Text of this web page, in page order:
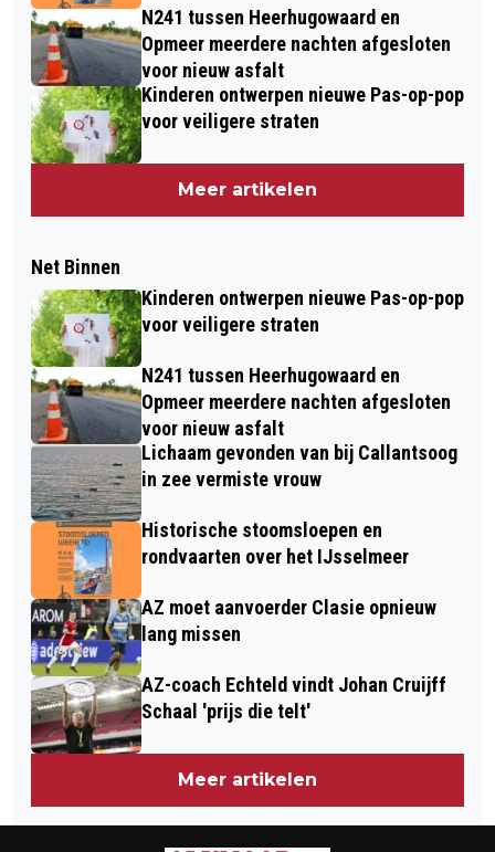
N241 tussen Heerhugowaard en
Opmeer meerdere nachten afgesloten
voor nieuw asfalt
Kinderen ontwerpen nieuwe Pas-op-pop
voor veiligere straten
Meer artikelen
Net Binnen
Kinderen ontwerpen nieuwe Pas-op-pop
voor veiligere straten
N241 tussen Heerhugowaard en
Opmeer meerdere nachten afgesloten
voor nieuw asfalt
Lichaam gevonden van bij Callantsoog
in zee vermiste vrouw
Historische stoomsloepen en
rondvaarten over het IJsselmeer
AZ moet aanvoerder Clasie opnieuw
lang missen
AZ-coach Echteld vindt Johan Cruijff
Schaal 'prijs die telt'
Meer artikelen